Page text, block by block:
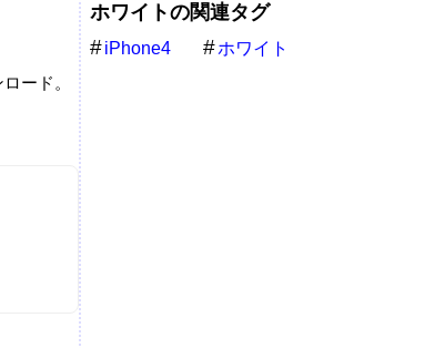
ード。
ホワイトの関連タグ
iPhone4 ホワイト